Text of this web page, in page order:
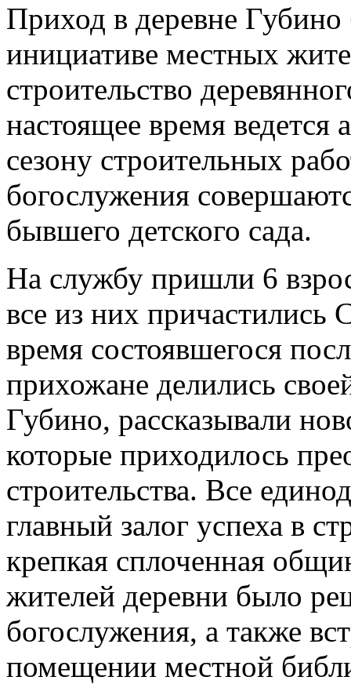
Приход в деревне Губино
инициативе местных
строительство
настоящее время ведется
сезону строительных
богослужения
бывшего детского сада.
На службу пришли 6
все из них
время состоявшегося
прихожане делились
Губино, рассказывали
которые приходилось
строительства. Все
главный залог успеха в
крепкая сплоченная
жителей деревни было
богослужения, а также
помещении местной